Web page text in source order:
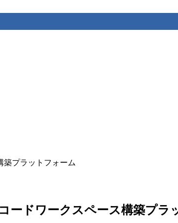
築プラットフォーム
ードワークスペース構築プラ